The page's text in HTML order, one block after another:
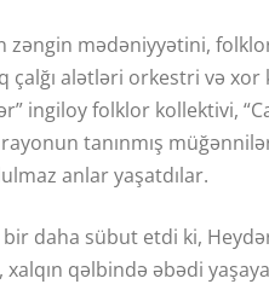
zəngin mədəniyyətini,
çalğı alətləri orkestri və
ingiloy folklor kollektivi,
tanınmış
anlar yaşatdılar.
daha sübut etdi ki,
qəlbində əbədi